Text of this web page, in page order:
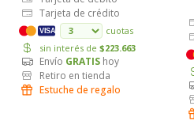
Tarjeta de crédito
VISA
cuotas
sin interés de $223.663
Envío GRATIS hoy
Retiro en tienda
Estuche de regalo